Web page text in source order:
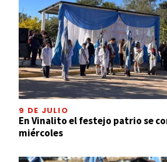
9 DE JULIO
En Vinalito el festejo patrio se
miércoles